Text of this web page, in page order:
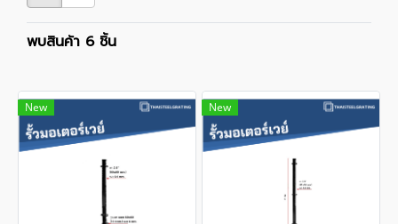
พบสินค้า 6 ชิ้น
New New